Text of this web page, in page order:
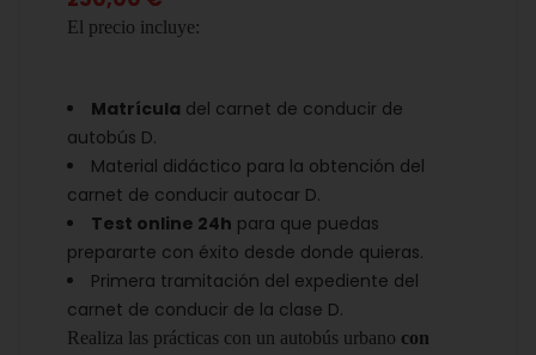
El precio incluye:
Matrícula del carnet de conducir de
autobús D.
Material didáctico para la obtención del
carnet de conducir autocar D.
Test online 24h para que puedas
prepararte con éxito desde donde quieras.
Primera tramitación del expediente del
carnet de conducir de la clase D.
Realiza las prácticas con un autobús urbano con